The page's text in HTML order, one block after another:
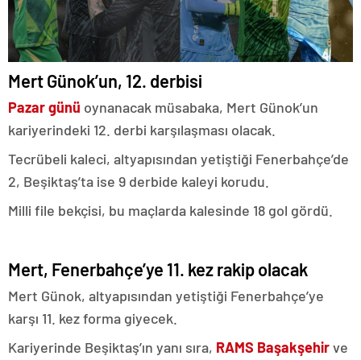
Mert Günok’un, 12. derbisi
Pazar günü oynanacak müsabaka, Mert Günok’un
kariyerindeki 12. derbi karşılaşması olacak.
Tecrübeli kaleci, altyapısından yetiştiği Fenerbahçe’de
2, Beşiktaş’ta ise 9 derbide kaleyi korudu.
Milli file bekçisi, bu maçlarda kalesinde 18 gol gördü.
Mert, Fenerbahçe’ye 11. kez rakip olacak
Mert Günok, altyapısından yetiştiği Fenerbahçe’ye
karşı 11. kez forma giyecek.
Kariyerinde Beşiktaş’ın yanı sıra, RAMS Başakşehirve